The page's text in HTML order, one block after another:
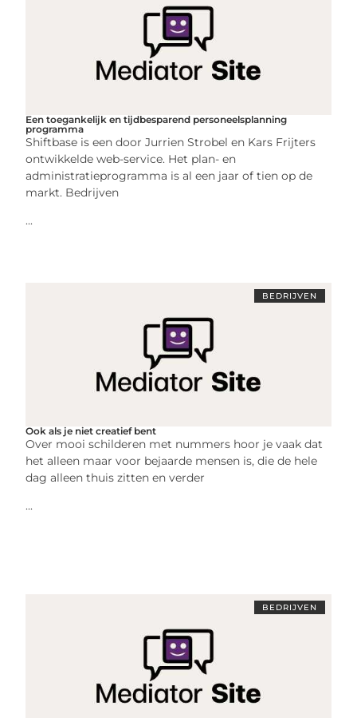
Een toegankelijk en tijdbesparend personeelsplanning
programma
Shiftbase is een door Jurrien Strobel en Kars Frijters
ontwikkelde web-service. Het plan- en
administratieprogramma is al een jaar of tien op de
markt. Bedrijven
...
BEDRIJVEN
Ook als je niet creatief bent
Over mooi schilderen met nummers hoor je vaak dat
het alleen maar voor bejaarde mensen is, die de hele
dag alleen thuis zitten en verder
...
BEDRIJVEN